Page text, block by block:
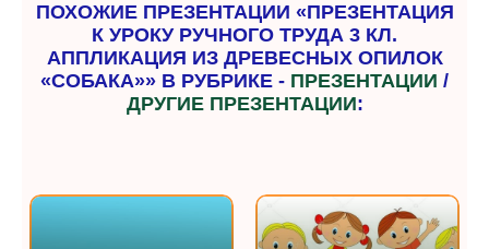
ПОХОЖИЕ ПРЕЗЕНТАЦИИ «ПРЕЗЕНТАЦИЯ
К УРОКУ РУЧНОГО ТРУДА 3 КЛ.
АППЛИКАЦИЯ ИЗ ДРЕВЕСНЫХ ОПИЛОК
«СОБАКА»» В РУБРИКЕ - ПРЕЗЕНТАЦИИ /
ДРУГИЕ ПРЕЗЕНТАЦИИ: